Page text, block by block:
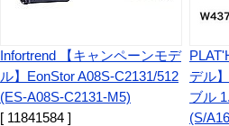
Infortrend 【キャンペーンモデ
ル】EonStor A08S-C2131/512
(ES-A08S-C2131-M5)
[ 11841584 ]
デル
ブル
(S/